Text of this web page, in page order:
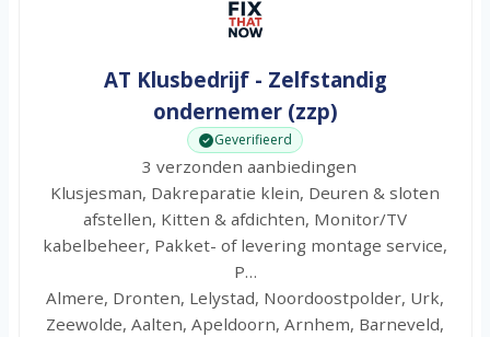
AT Klusbedrijf - Zelfstandig
ondernemer (zzp)
Geverifieerd
3 verzonden aanbiedingen
Klusjesman, Dakreparatie klein, Deuren & sloten
afstellen, Kitten & afdichten, Monitor/TV
kabelbeheer, Pakket- of levering montage service,
P…
Almere, Dronten, Lelystad, Noordoostpolder, Urk,
Zeewolde, Aalten, Apeldoorn, Arnhem, Barneveld,